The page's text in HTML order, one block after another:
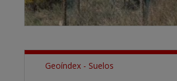
Geoíndex - Suelos